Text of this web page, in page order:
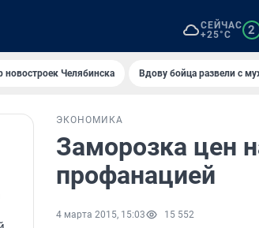
СЕЙЧАС
+25°C
2
новостроек Челябинска Вдову бойца развели с
ЭКОНОМИКА
Заморозка цен
профанацией
4 марта 2015, 15:03 15 552